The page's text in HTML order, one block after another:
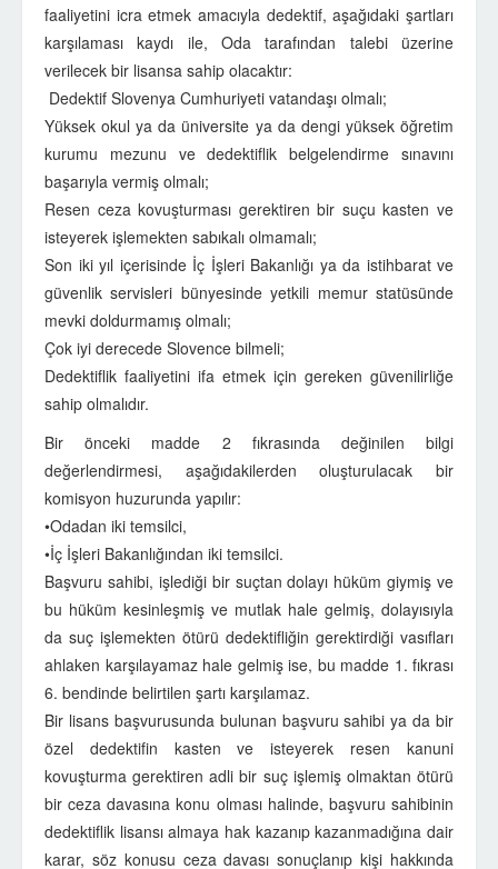
faaliyetini icra etmek amacıyla dedektif, aşağıdaki şartları
karşılaması kaydı ile, Oda tarafından talebi üzerine
verilecek bir lisansa sahip olacaktır:
Dedektif Slovenya Cumhuriyeti vatandaşı olmalı;
Yüksek okul ya da üniversite ya da dengi yüksek öğretim
kurumu mezunu ve dedektiflik belgelendirme sınavını
başarıyla vermiş olmalı;
Resen ceza kovuşturması gerektiren bir suçu kasten ve
isteyerek işlemekten sabıkalı olmamalı;
Son iki yıl içerisinde İç İşleri Bakanlığı ya da istihbarat ve
güvenlik servisleri bünyesinde yetkili memur statüsünde
mevki doldurmamış olmalı;
Çok iyi derecede Slovence bilmeli;
Dedektiflik faaliyetini ifa etmek için gereken güvenilirliğe
sahip olmalıdır.
Bir önceki madde 2 fıkrasında değinilen bilgi
değerlendirmesi, aşağıdakilerden oluşturulacak bir
komisyon huzurunda yapılır:
•Odadan iki temsilci,
•İç İşleri Bakanlığından iki temsilci.
Başvuru sahibi, işlediği bir suçtan dolayı hüküm giymiş ve
bu hüküm kesinleşmiş ve mutlak hale gelmiş, dolayısıyla
da suç işlemekten ötürü dedektifliğin gerektirdiği vasıfları
ahlaken karşılayamaz hale gelmiş ise, bu madde 1. fıkrası
6. bendinde belirtilen şartı karşılamaz.
Bir lisans başvurusunda bulunan başvuru sahibi ya da bir
özel dedektifin kasten ve isteyerek resen kanuni
kovuşturma gerektiren adli bir suç işlemiş olmaktan ötürü
bir ceza davasına konu olması halinde, başvuru sahibinin
dedektiflik lisansı almaya hak kazanıp kazanmadığına dair
karar, söz konusu ceza davası sonuçlanıp kişi hakkında